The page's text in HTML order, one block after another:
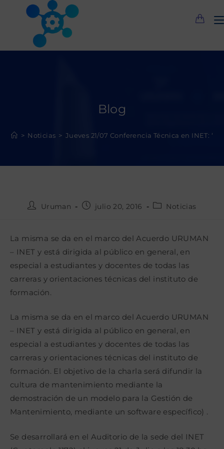
Blog
> Noticias > Jueves 21/07 Conferencia Técnica en INET:
Autor
entrada:
Uruman
Publicación
entrada:
julio 20, 2016
Categoría
entrada:
Noticias
La misma se da en el marco del Acuerdo URUMAN
– INET y está dirigida al público en general, en
especial a estudiantes y docentes de todas las
carreras y orientaciones técnicas del instituto de
formación.
La misma se da en el marco del Acuerdo URUMAN
– INET y está dirigida al público en general, en
especial a estudiantes y docentes de todas las
carreras y orientaciones técnicas del instituto de
formación. El objetivo de la charla será difundir la
cultura de mantenimiento mediante la
demostración de un modelo para la Gestión de
Mantenimiento, mediante un software específico) .
Se desarrollará en el Auditorio de la sede del INET